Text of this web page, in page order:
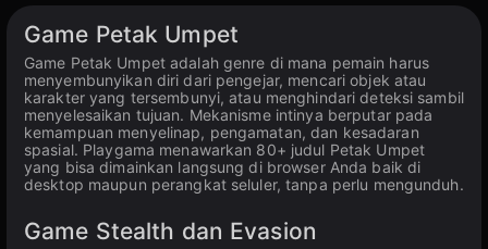
Game Petak Umpet
Game Petak Umpet adalah genre di mana pemain harus
menyembunyikan diri dari pengejar, mencari objek atau
karakter yang tersembunyi, atau menghindari deteksi sambil
menyelesaikan tujuan. Mekanisme intinya berputar pada
kemampuan menyelinap, pengamatan, dan kesadaran
spasial. Playgama menawarkan 80+ judul Petak Umpet
yang bisa dimainkan langsung di browser Anda baik di
desktop maupun perangkat seluler, tanpa perlu mengunduh.
Game Stealth dan Evasion